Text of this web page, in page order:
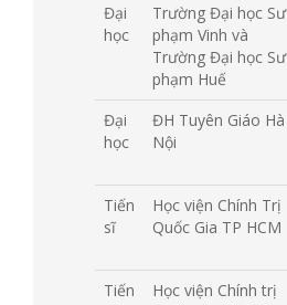
Đại
học
Trường Đại học Sư
phạm Vinh và
Trường Đại học Sư
phạm Huế
Đại
học
ĐH Tuyên Giáo Hà
Nội
Tiến
sĩ
Học viện Chính Trị
Quốc Gia TP HCM
Tiến
Học viện Chính trị